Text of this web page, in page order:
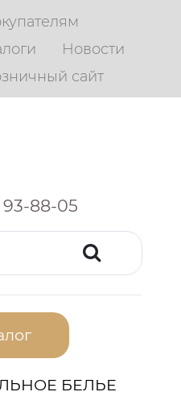
Новости
сайт
93-88-05
БЕЛЬЕ